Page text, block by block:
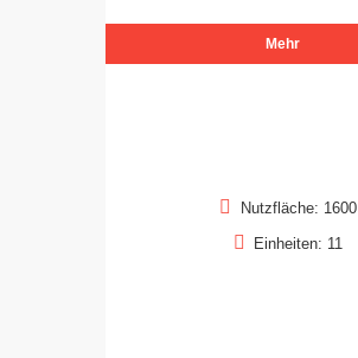
Mehr
Nutzfläche: 1600
Einheiten: 11